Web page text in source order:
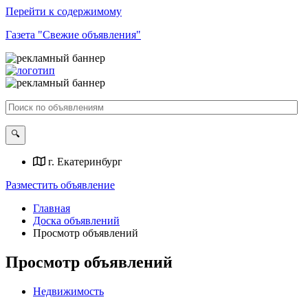
Перейти к содержимому
Газета "Свежие объявления"
г. Екатеринбург
Разместить объявление
Главная
Доска объявлений
Просмотр объявлений
Просмотр объявлений
Недвижимость